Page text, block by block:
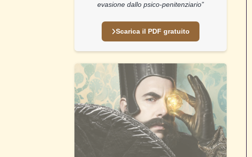
evasione dallo psico-penitenziario”
Scarica il PDF gratuito